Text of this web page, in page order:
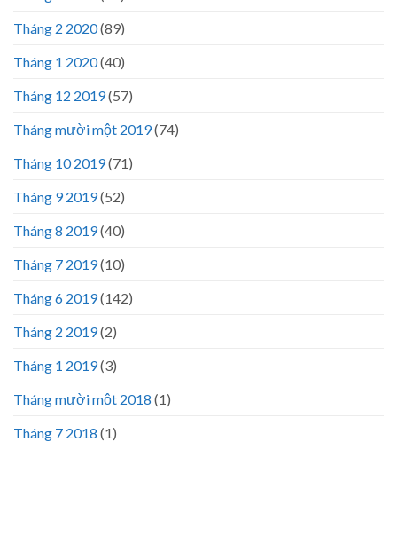
Tháng 2 2020(89)
Tháng 1 2020(40)
Tháng 12 2019(57)
Tháng mười một 2019(74)
Tháng 10 2019(71)
Tháng 9 2019(52)
Tháng 8 2019(40)
Tháng 7 2019(10)
Tháng 6 2019(142)
Tháng 2 2019(2)
Tháng 1 2019(3)
Tháng mười một 2018 (1)
Tháng 7 2018 (1)